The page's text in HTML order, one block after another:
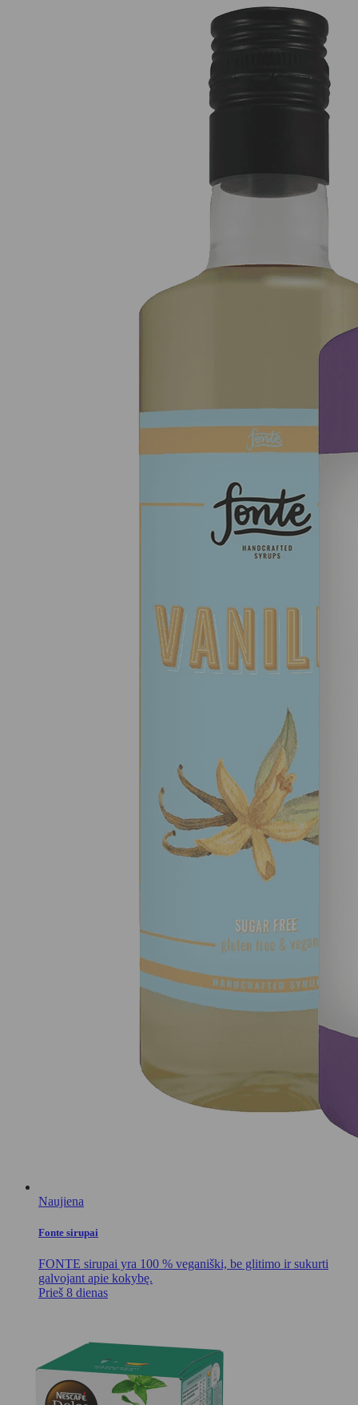
Naujiena
Fonte sirupai
FONTE sirupai yra 100 % veganiški, be glitimo ir sukurti
galvojant apie kokybę.
Prieš 8 dienas